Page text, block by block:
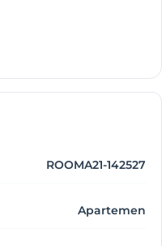
ROOMA21-142527
Apartemen